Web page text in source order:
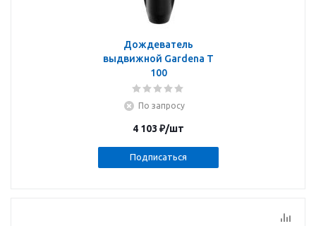
Дождеватель
выдвижной Gardena T
100
По запросу
4 103 ₽/шт
Подписаться